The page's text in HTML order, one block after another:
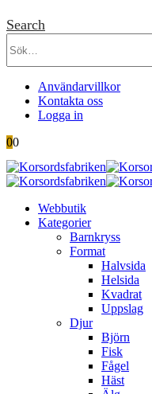
Search
Användarvillkor
Kontakta oss
Logga in
00
Webbutik
Kategorier
Barnkryss
Format
Halvsida
Helsida
Kvadrat
Uppslag
Djur
Björn
Fisk
Fågel
Häst